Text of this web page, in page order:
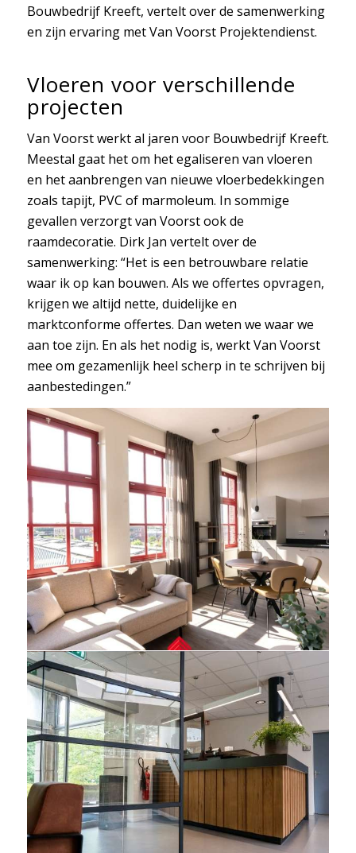
Bouwbedrijf Kreeft, vertelt over de samenwerking
en zijn ervaring met Van Voorst Projektendienst.
Vloeren voor verschillende
projecten
Van Voorst werkt al jaren voor Bouwbedrijf Kreeft.
Meestal gaat het om het egaliseren van vloeren
en het aanbrengen van nieuwe vloerbedekkingen
zoals tapijt, PVC of marmoleum. In sommige
gevallen verzorgt van Voorst ook de
raamdecoratie. Dirk Jan vertelt over de
samenwerking: “Het is een betrouwbare relatie
waar ik op kan bouwen. Als we offertes opvragen,
krijgen we altijd nette, duidelijke en
marktconforme offertes. Dan weten we waar we
aan toe zijn. En als het nodig is, werkt Van Voorst
mee om gezamenlijk heel scherp in te schrijven bij
aanbestedingen.”